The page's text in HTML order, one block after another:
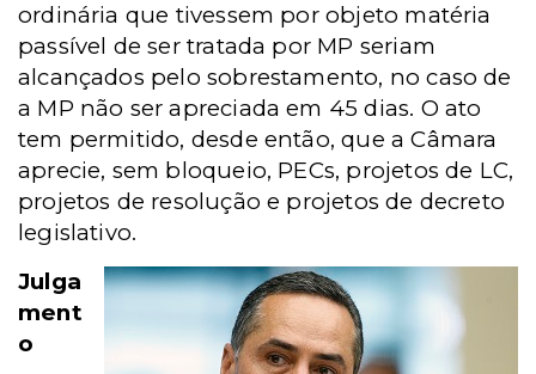
ordinária que tivessem por objeto matéria
passível de ser tratada por MP seriam
alcançados pelo sobrestamento, no caso de
a MP não ser apreciada em 45 dias. O ato
tem permitido, desde então, que a Câmara
aprecie, sem bloqueio, PECs, projetos de LC,
projetos de resolução e projetos de decreto
legislativo.
Julga
ment
o